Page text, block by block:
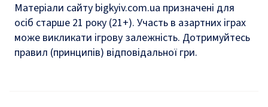
Матеріали сайту bigkyiv.com.ua призначені для
осіб старше 21 року (21+). Участь в азартних іграх
може викликати ігрову залежність. Дотримуйтесь
правил (принципів) відповідальної гри.